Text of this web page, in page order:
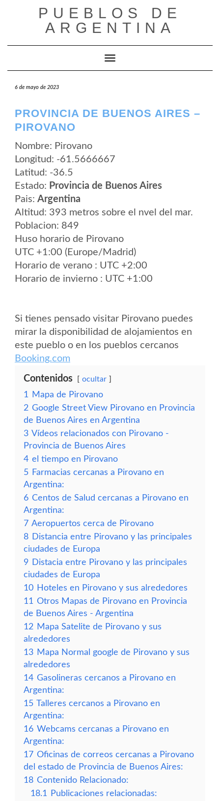
PUEBLOS DE
ARGENTINA
Cambiar modo de navegación
6 de mayo de 2023
PROVINCIA DE BUENOS AIRES –
PIROVANO
Nombre: Pirovano
Longitud: -61.5666667
Latitud: -36.5
Estado: Provincia de Buenos Aires
Pais: Argentina
Altitud: 393 metros sobre el nvel del mar.
Poblacion: 849
Huso horario de Pirovano
UTC +1:00 (Europe/Madrid)
Horario de verano : UTC +2:00
Horario de invierno : UTC +1:00
Si tienes pensado visitar Pirovano puedes
mirar la disponibilidad de alojamientos en
este pueblo o en los pueblos cercanos
Booking.com
Contenidos ocultar
1
Mapa de Pirovano
2 Google Street View Pirovano en Provincia
de Buenos Aires en Argentina
3 Vídeos relacionados con Pirovano -
Provincia de Buenos Aires
4 el tiempo en Pirovano
5 Farmacias cercanas a Pirovano en
Argentina:
6 Centos de Salud cercanas a Pirovano en
Argentina:
7 Aeropuertos cerca de Pirovano
8 Distancia entre Pirovano y las principales
ciudades de Europa
9 Distacia entre Pirovano y las principales
ciudades de Europa
10 Hoteles en Pirovano y sus alrededores
11 Otros Mapas de Pirovano en Provincia
de Buenos Aires - Argentina
12 Mapa Satelite de Pirovano y sus
alrededores
13 Mapa Normal google de Pirovano y sus
alrededores
14 Gasolineras cercanos a Pirovano en
Argentina:
15 Talleres cercanos a Pirovano en
Argentina:
16 Webcams cercanas a Pirovano en
Argentina:
17 Oficinas de correos cercanas a Pirovano
del estado de Provincia de Buenos Aires:
18 Contenido Relacionado:
18.1
Publicaciones relacionadas: